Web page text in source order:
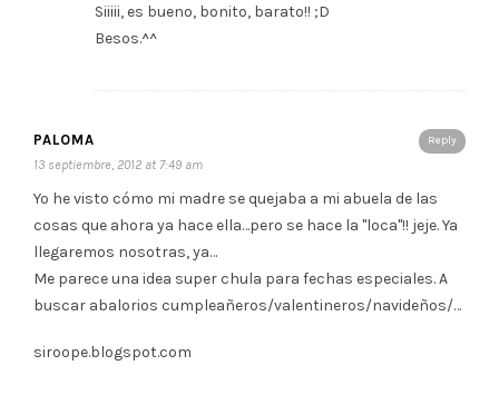
Siiiii, es bueno, bonito, barato!! ;D
Besos.^^
Reply
PALOMA
13 septiembre, 2012 at 7:49 am
Yo he visto cómo mi madre se quejaba a mi abuela de las
cosas que ahora ya hace ella…pero se hace la "loca"!! jeje. Ya
llegaremos nosotras, ya…
Me parece una idea super chula para fechas especiales. A
buscar abalorios cumpleañeros/valentineros/navideños/…
siroope.blogspot.com